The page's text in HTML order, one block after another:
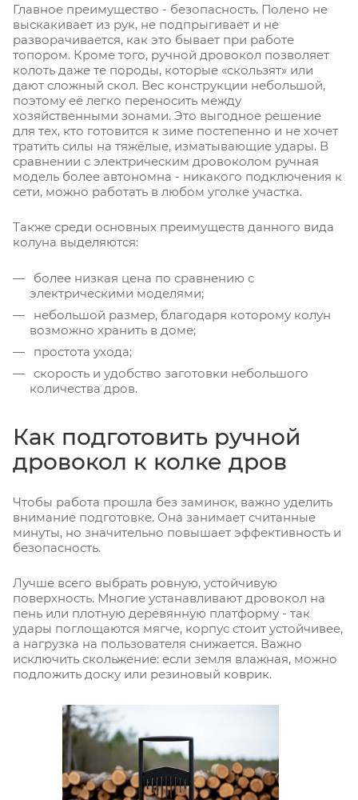
Главное преимущество - безопасность. Полено не
выскакивает из рук, не подпрыгивает и не
разворачивается, как это бывает при работе
топором. Кроме того, ручной дровокол позволяет
колоть даже те породы, которые «скользят» или
дают сложный скол. Вес конструкции небольшой,
поэтому её легко переносить между
хозяйственными зонами. Это выгодное решение
для тех, кто готовится к зиме постепенно и не хочет
тратить силы на тяжёлые, изматывающие удары. В
сравнении с электрическим дровоколом ручная
модель более автономна - никакого подключения к
сети, можно работать в любом уголке участка.
Также среди основных преимуществ данного вида
колуна выделяются:
более низкая цена по сравнению с
электрическими моделями;
небольшой размер, благодаря которому колун
возможно хранить в доме;
простота ухода;
скорость и удобство заготовки небольшого
количества дров.
Как подготовить ручной
дровокол к колке дров
Чтобы работа прошла без заминок, важно уделить
внимание подготовке. Она занимает считанные
минуты, но значительно повышает эффективность и
безопасность.
Лучше всего выбрать ровную, устойчивую
поверхность. Многие устанавливают дровокол на
пень или плотную деревянную платформу - так
удары поглощаются мягче, корпус стоит устойчивее,
а нагрузка на пользователя снижается. Важно
исключить скольжение: если земля влажная, можно
подложить доску или резиновый коврик.